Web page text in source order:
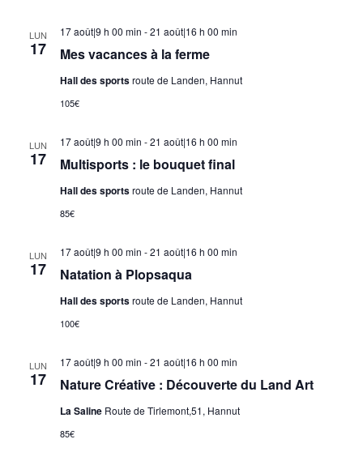
LUN
17 Mes vacances à la ferme
17 août|9 h 00 min -21 août|16 h 00 min
Hall des sportsroute de Landen, Hannut
105€
LUN
17 Multisports : le bouquet final
17 août|9 h 00 min -21 août|16 h 00 min
Hall des sportsroute de Landen, Hannut
85€
LUN
17 Natation à Plopsaqua
17 août|9 h 00 min -21 août|16 h 00 min
Hall des sportsroute de Landen, Hannut
100€
LUN
17 Nature Créative : Découverte du Land Art
17 août|9 h 00 min -21 août|16 h 00 min
La Saline Route de Tirlemont,51, Hannut
85€